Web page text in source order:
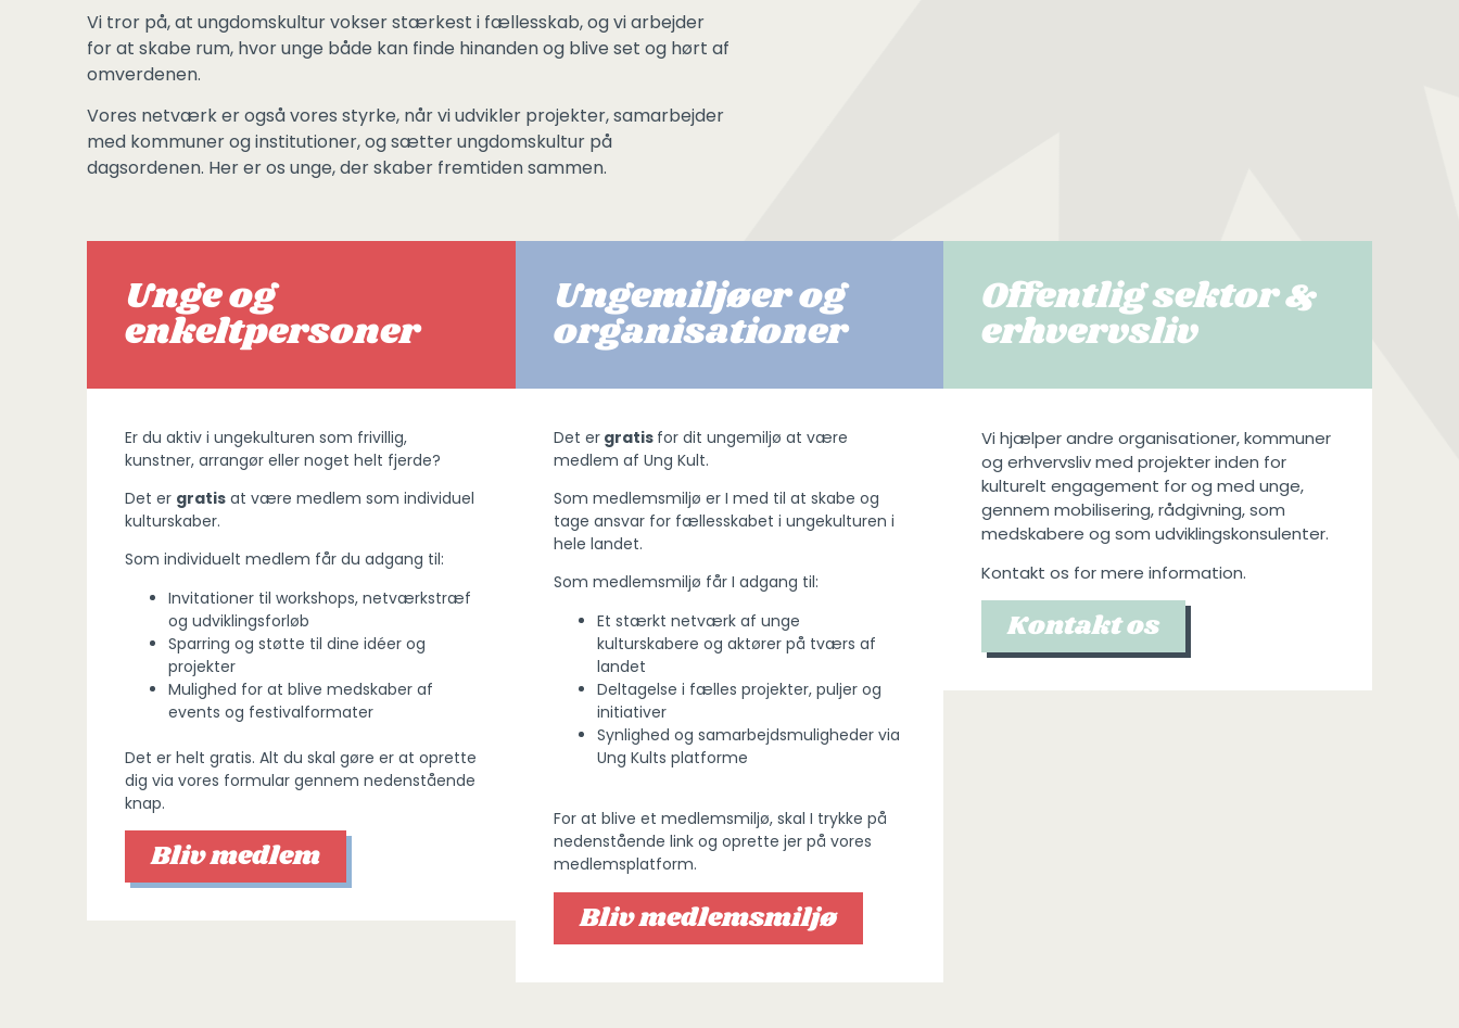
Vi tror på, at ungdomskultur vokser stærkest i fællesskab, og vi arbejder
for at skabe rum, hvor unge både kan finde hinanden og blive set og hørt af
omverdenen.
Vores netværk er også vores styrke, når vi udvikler projekter, samarbejder
med kommuner og institutioner, og sætter ungdomskultur på
dagsordenen. Her er os unge, der skaber fremtiden sammen.
Unge og
enkeltpersoner
Er du aktiv i ungekulturen som frivillig,
kunstner, arrangør eller noget helt fjerde?
Det er gratis at være medlem som individuel
kulturskaber.
Som individuelt medlem får du adgang til:
Invitationer til workshops, netværkstræf
og udviklingsforløb
Sparring og støtte til dine idéer og
projekter
Mulighed for at blive medskaber af
events og festivalformater
Det er helt gratis. Alt du skal gøre er at oprette
dig via vores formular gennem nedenstående
knap.
Bliv medlem
Ungemiljøer og
organisationer
Det ergratis for dit ungemiljø at være
medlem af Ung Kult.
Som medlemsmiljø er I med til at skabe og
tage ansvar for fællesskabet i ungekulturen i
hele landet.
Som medlemsmiljø får I adgang til:
Et stærkt netværk af unge
kulturskabere og aktører på tværs af
landet
Deltagelse i fælles projekter, puljer og
initiativer
Synlighed og samarbejdsmuligheder via
Ung Kults platforme
For at blive et medlemsmiljø, skal I trykke på
nedenstående link og oprette jer på vores
medlemsplatform.
Bliv medlemsmiljø
Offentlig sektor &
erhvervsliv
Vi hjælper andre organisationer, kommuner
og erhvervsliv med projekter inden for
kulturelt engagement for og med unge,
gennem mobilisering, rådgivning, som
medskabere og som udviklingskonsulenter.
Kontakt os for mere information.
Kontakt os